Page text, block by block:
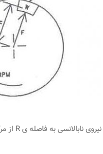
نیروی نابالانسی به فاصله ی R از مرکز